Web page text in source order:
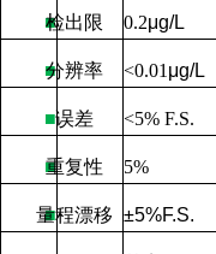
■
检出限 0.2μg/L
■
分辨率 <0.01 μg/L
■误差 <5% F.S.
■
重复性 5%
■
量程漂移 ±5%F.S.